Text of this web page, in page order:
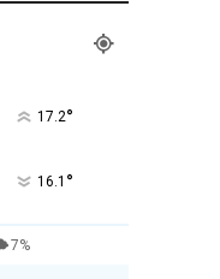
17.2°
16.1 °
7%